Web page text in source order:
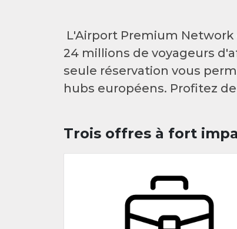
L'Airport Premium
24 millions de voyageurs
seule réservation vous
hubs européens. Profitez
Trois offres à fort